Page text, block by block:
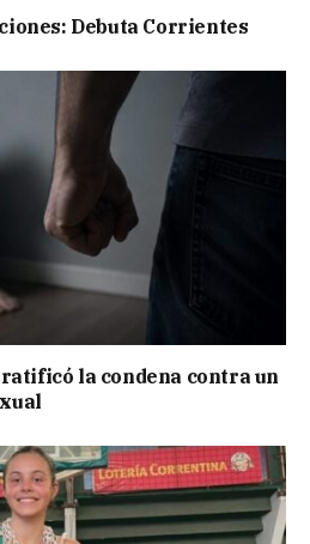
Debuta Corrientes
la condena contra un